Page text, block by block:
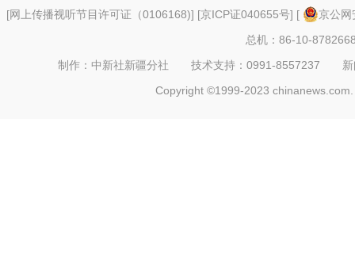
[网上传播视听节目许可证（0106168)] [京ICP证040655号] [
京公
总机：86-10-
制作：中新社新疆分社 技术支持：0991-8557237
Copyright ©1999-2023